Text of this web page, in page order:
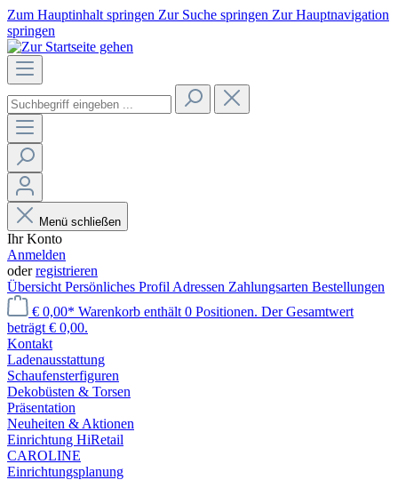
Zum Hauptinhalt springen Zur Suche springen Zur Hauptnavigation
springen
Menü schließen
Ihr Konto
Anmelden
oderregistrieren
Übersicht Persönliches Profil Adressen Zahlungsarten Bestellungen
€ 0,00* Warenkorb enthält 0 Positionen. Der Gesamtwert
beträgt € 0,00.
Kontakt
Laden­ausstattung
Schaufenster­figuren
Dekobüsten & Torsen
Präsentation
Neuheiten & Aktionen
Einrichtung HiRetail
CAROLINE
Einrichtungsplanung